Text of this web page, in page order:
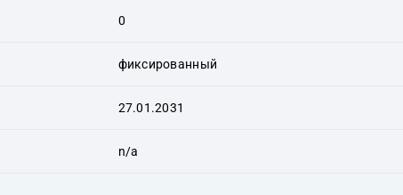
0
фиксированный
27.01.2031
n/a